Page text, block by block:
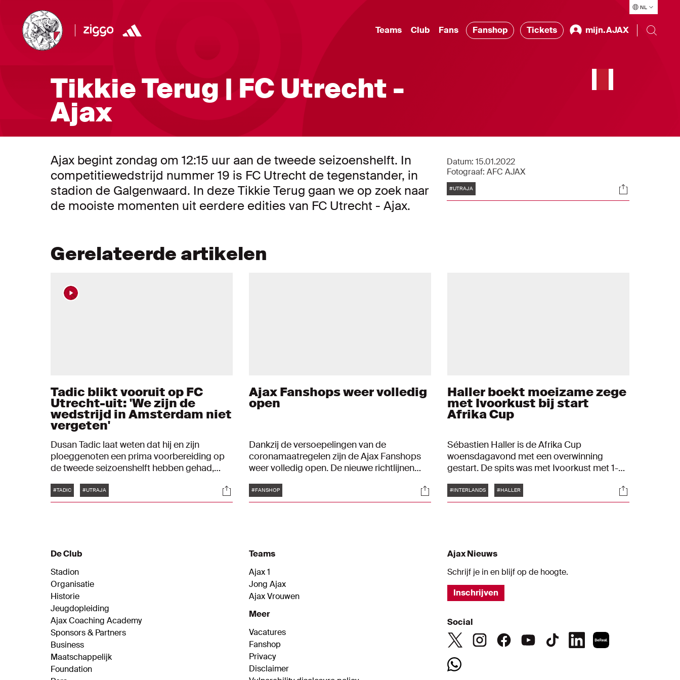
NL
Teams Club Fans Fanshop Tickets mijn.AJAX
Tikkie Terug | FC Utrecht -
Ajax
Ajax begint zondag om 12:15 uur aan de tweede seizoenshelft. In
competitiewedstrijd nummer 19 is FC Utrecht de tegenstander, in
stadion de Galgenwaard. In deze Tikkie Terug gaan we op zoek naar
de mooiste momenten uit eerdere edities van FC Utrecht - Ajax.
Datum: 15.01.2022
Fotograaf: AFC AJAX
Tags
#UTRAJA Socials
Gerelateerde artikelen
Tadic blikt vooruit op FC
Utrecht-uit: 'We zijn de
wedstrijd in Amsterdam niet
vergeten'
Dusan Tadic laat weten dat hij en zijn
ploeggenoten een prima voorbereiding op
de tweede seizoenshelft hebben gehad,
Portugal. De Ajacieden zijn klaar voor het
duel met FC Utrecht.
Tags
#TADIC #UTRAJA Socials
Ajax Fanshops weer volledig
open
Dankzij de versoepelingen van de
coronamaatregelen zijn de Ajax Fanshops
weer volledig open. De nieuwe richtlijnen
de Ajax Fanshops in de Johan Cruijff ArenA,
Kalverstraat en Batavia Stad.
Tags
#FANSHOP Socials
Haller boekt moeizame zege
met Ivoorkust bij start
Afrika Cup
Sébastien Haller is de Afrika Cup
woensdagavond met een overwinning
gestart. De spits was met Ivoorkust met 1-0
bij de Ivorianen 82 minuten mee.
Tags
#INTERLANDS #HALLER Socials
De Club
Stadion
Organisatie
Historie
Jeugdopleiding
Ajax Coaching Academy
Sponsors & Partners
Business
Maatschappelijk
Foundation
Teams
Ajax 1
Jong Ajax
Ajax Vrouwen
Meer
Vacatures
Fanshop
Privacy
Disclaimer
Ajax Nieuws
Schrijf je in en blijf op de hoogte.
Inschrijven
Social